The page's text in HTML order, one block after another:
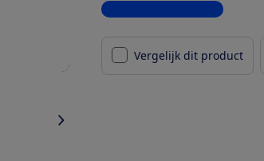
Bekijk alle specificaties
Vergelijk dit product